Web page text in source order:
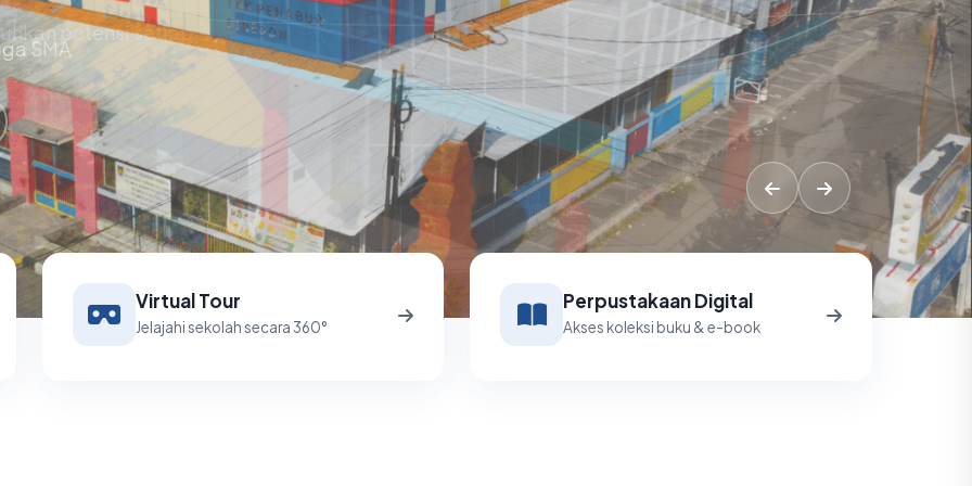
dengan nilai-
potensi setiap
SMA
kami.
Virtual Tour
Jelajahi sekolah secara 360°
Perpustakaan Digital
Akses koleksi buku & e-book